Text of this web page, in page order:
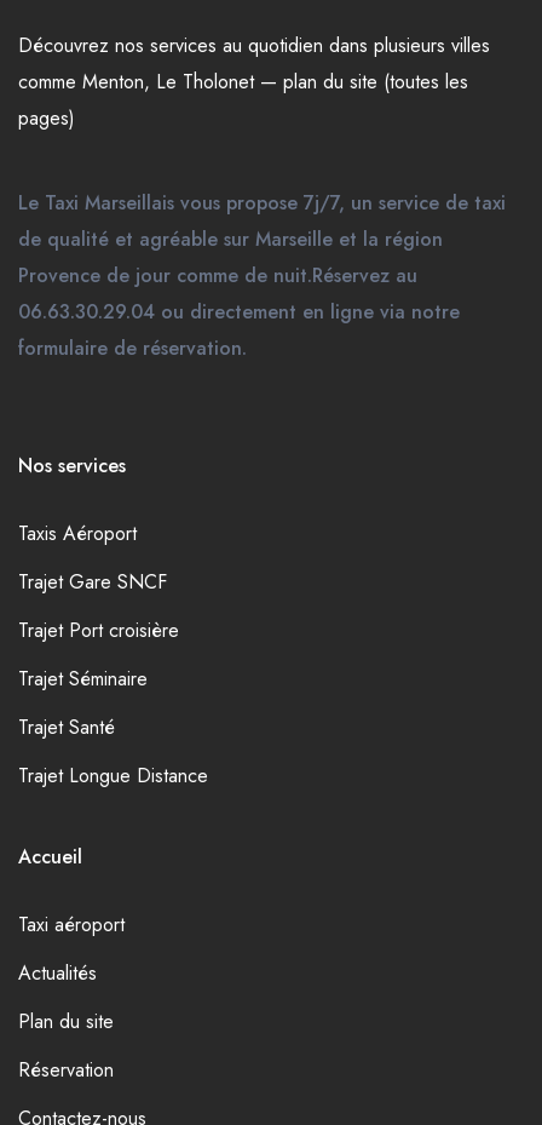
Découvrez nos services au quotidien dans plusieurs villes
comme Menton, Le Tholonet— plan du site (toutes les
pages)
Le Taxi Marseillais vous propose 7j/7, un service de taxi
de qualité et agréable sur Marseille et la région
Provence de jour comme de nuit.Réservez au
06.63.30.29.04 ou directement en ligne via notre
formulaire de réservation.
Nos services
Taxis Aéroport
Trajet Gare SNCF
Trajet Port croisière
Trajet Séminaire
Trajet Santé
Trajet Longue Distance
Accueil
Taxi aéroport
Actualités
Plan du site
Réservation
Contactez-nous